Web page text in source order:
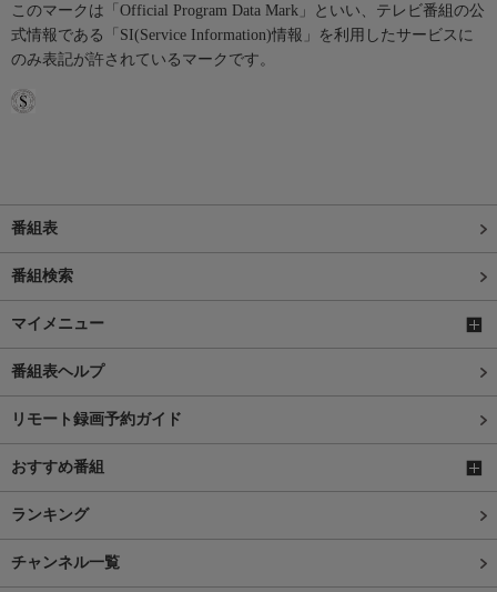
このマークは「Official Program Data Mark」といい、テレビ番組の公
式情報である「SI(Service Information)情報」を利用したサービスに
のみ表記が許されているマークです。
番組表
番組検索
マイメニュー
番組表ヘルプ
リモート録画予約ガイド
おすすめ番組
ランキング
チャンネル一覧